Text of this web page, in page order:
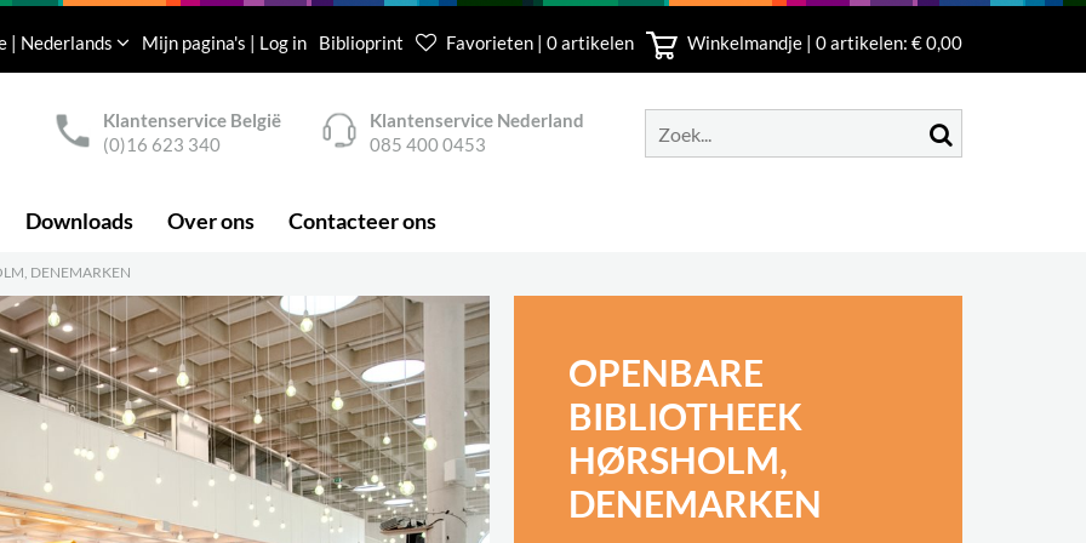
| Nederlands Mijn pagina's | Log in Biblioprint Favorieten | 0 artikelen Winkelmandje | 0artikelen: € 0,00
Klantenservice België
(0)16 623 340
Klantenservice Nederland
085 400 0453
Downloads Over ons Contacteer ons
DENEMARKEN
OPENBARE
BIBLIOTHEEK
HØRSHOLM,
DENEMARKEN